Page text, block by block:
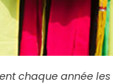
chaque année